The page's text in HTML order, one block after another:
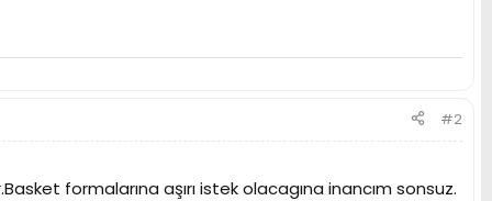
#2
formalarına aşırı istek olacagına inancım sonsuz.